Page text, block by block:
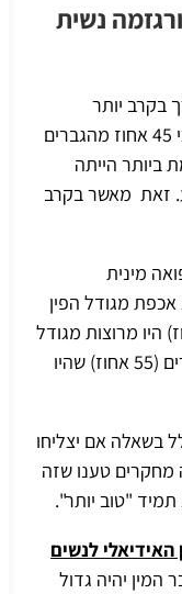
נשית
בקרב יותר
מ-50,000 גברים ונשים. המחקר גילה כי 45 אחוז מהגברים
ביותר הייתה
זאת מאשר בקרב
מינית
מגודל הפין
אחוז גבוה מהנשים (85 אחוז) היו מרוצות מגודל
הפין של בן הזוג. זאת מאשר אחוז הגברים (55 אחוז) שהיו
בשאלה אם יצליחו
מחקרים טענו שזה
"טוב יותר".
האידיאלי לנשים
המין יהיה גדול